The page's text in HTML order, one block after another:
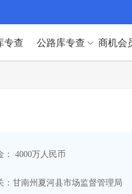
专查 公路库专查 商机会
建企舆情>
： 4000万人民币
：甘南州夏河县市场监督管理局